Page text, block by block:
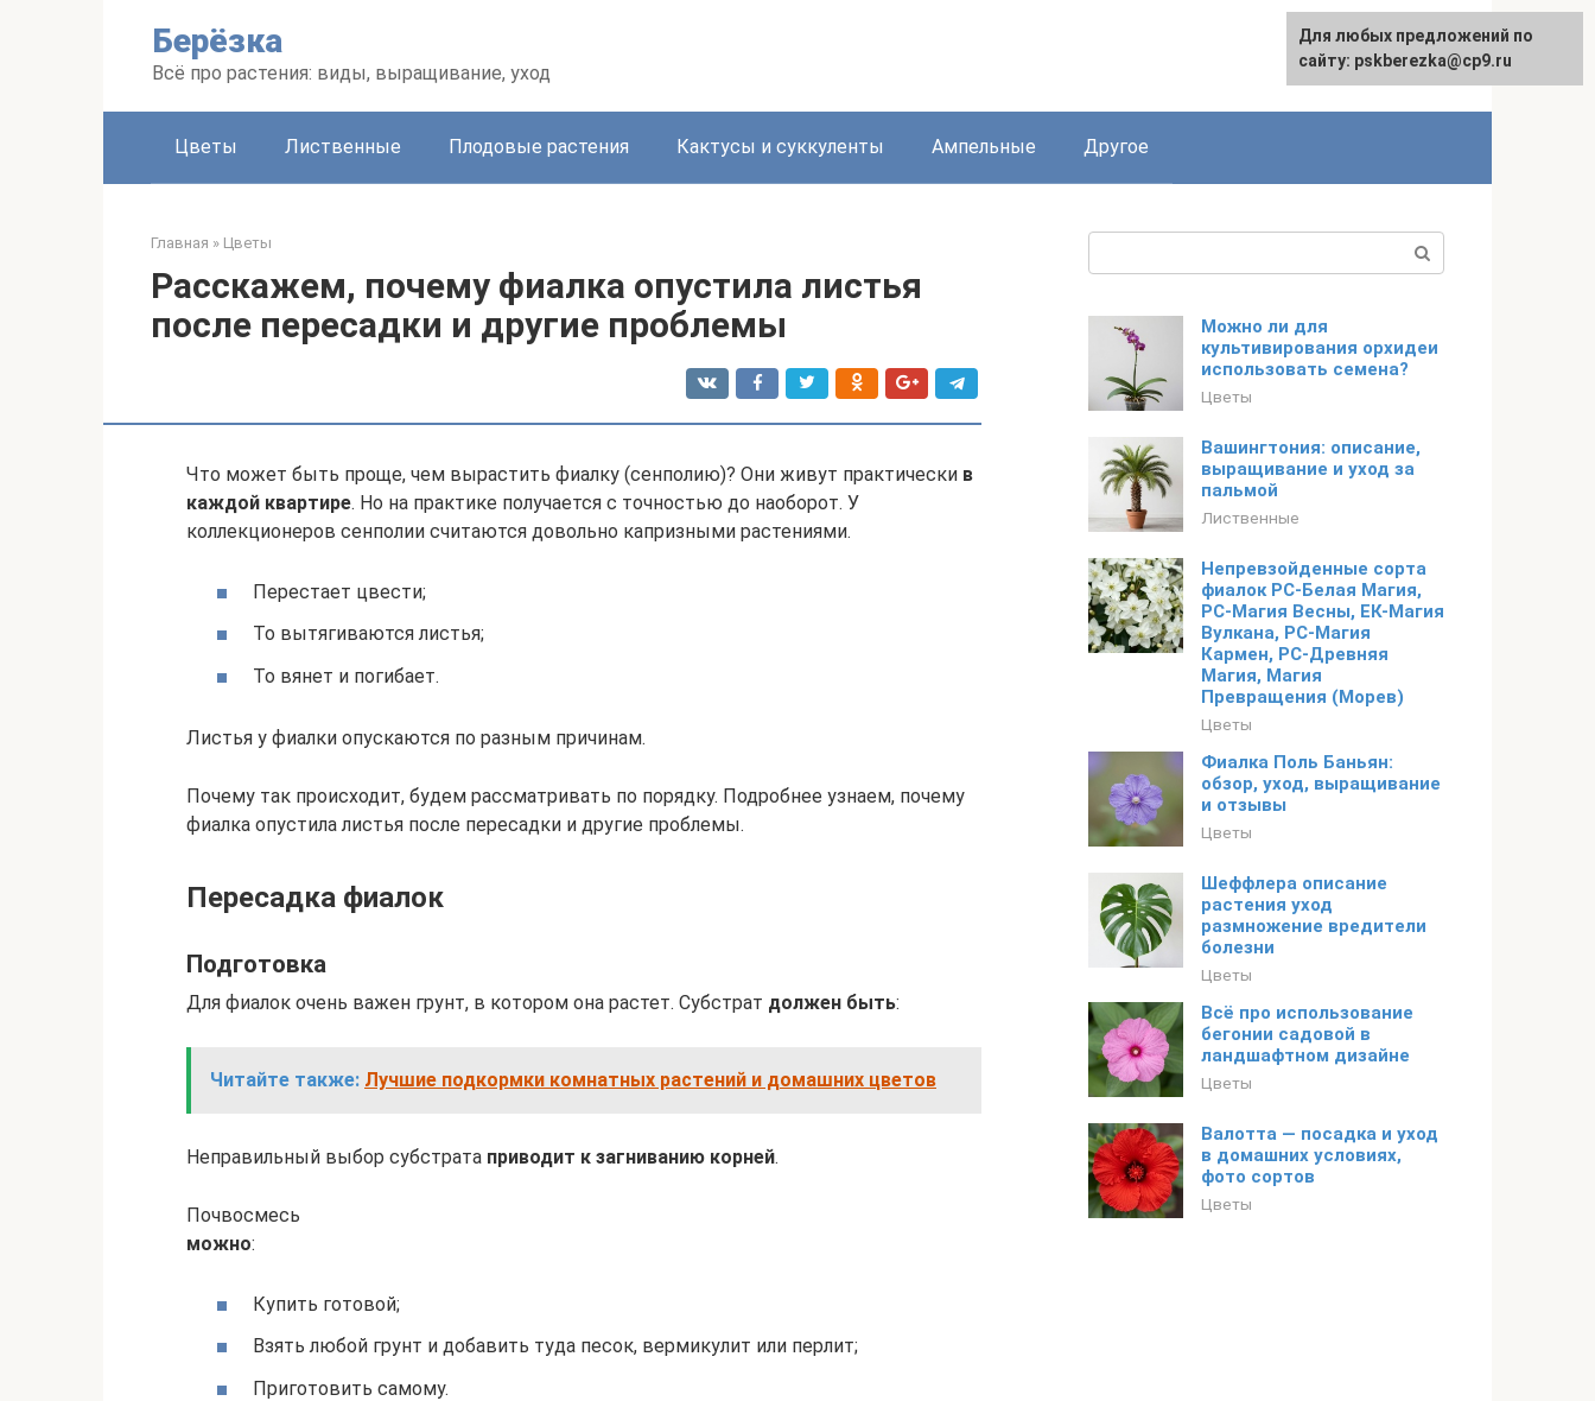
Берёзка
Всё про растения: виды, выращивание, уход
English
Цветы Лиственные Плодовые растения Кактусы и суккуленты Ампельные Другое
Главная » Цветы
Расскажем, почему фиалка опустила листья
после пересадки и другие проблемы
Что может быть проще, чем вырастить фиалку (сенполию)? Они живут практически в
каждой квартире. Но на практике получается с точностью до наоборот. У
коллекционеров сенполии считаются довольно капризными растениями.
Перестает цвести;
То вытягиваются листья;
То вянет и погибает.
Листья у фиалки опускаются по разным причинам.
Почему так происходит, будем рассматривать по порядку. Подробнее узнаем, почему
фиалка опустила листья после пересадки и другие проблемы.
Пересадка фиалок
Подготовка
Для фиалок очень важен грунт, в котором она растет. Субстрат должен быть:
Читайте также: Лучшие подкормки комнатных растений и домашних цветов
Неправильный выбор субстрата приводит к загниванию корней.
Почвосмесь
можно:
Купить готовой;
Взять любой грунт и добавить туда песок, вермикулит или перлит;
Приготовить самому.
Можно ли для
культивирования орхидеи
использовать семена?
Цветы
Вашингтония: описание,
выращивание и уход за
пальмой
Лиственные
Непревзойденные сорта
фиалок РС-Белая Магия,
РС-Магия Весны, ЕК-Магия
Вулкана, РС-Магия
Кармен, РС-Древняя
Магия, Магия
Превращения (Морев)
Цветы
Фиалка Поль Баньян:
обзор, уход, выращивание
и отзывы
Цветы
Шеффлера описание
растения уход
размножение вредители
болезни
Цветы
Всё про использование
бегонии садовой в
ландшафтном дизайне
Цветы
Валотта — посадка и уход
в домашних условиях,
фото сортов
Цветы
Для любых предложений по
сайту: pskberezka@cp9.ru